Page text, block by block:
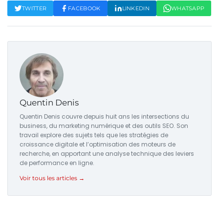
TWITTER FACEBOOK LINKEDIN WHATSAPP
Quentin Denis
Quentin Denis couvre depuis huit ans les intersections du
business, du marketing numérique et des outils SEO. Son
travail explore des sujets tels que les stratégies de
croissance digitale et l’optimisation des moteurs de
recherche, en apportant une analyse technique des leviers
de performance en ligne.
Voir tous les articles →